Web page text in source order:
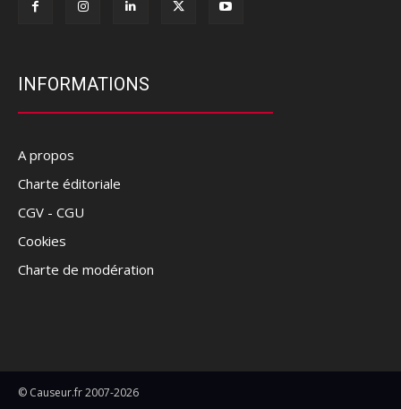
INFORMATIONS
A propos
Charte éditoriale
CGV - CGU
Cookies
Charte de modération
© Causeur.fr 2007-2026